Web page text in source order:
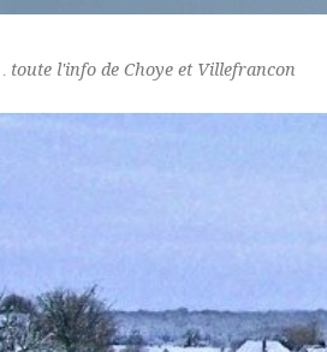
… toute l'info de Choye et Villefrancon